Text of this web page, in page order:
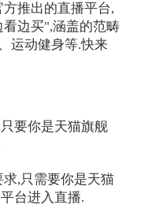
推出的直播平台,
边买",涵盖的范畴
运动健身等.快来
要你是天猫旗舰
,只需要你是天猫
台进入直播.